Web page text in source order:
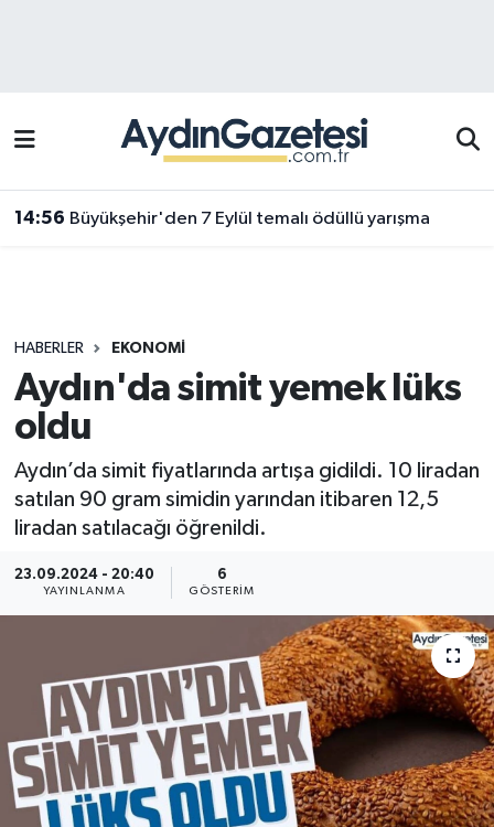
14:56 Büyükşehir'den 7 Eylül temalı ödüllü yarışma
HABERLER EKONOMI
Aydın'da simit yemek lüks
oldu
Aydın’da simit fiyatlarında artışa gidildi. 10 liradan
satılan 90 gram simidin yarından itibaren 12,5
liradan satılacağı öğrenildi.
23.09.2024 - 20:40
YAYINLANMA
6
GÖSTERIM
Efeler Trafik Yoğunluk Haritası
Süper Lig Puan Durumu ve Fikstür